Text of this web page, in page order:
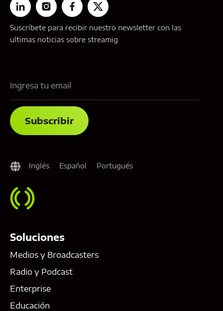
Suscríbete para recibir nuestro newsletter con las
ultimas noticias sobre streamig
Inglés Español Portugués
Soluciones
Medios y Broadcasters
Radio y Podcast
Enterprise
Educación